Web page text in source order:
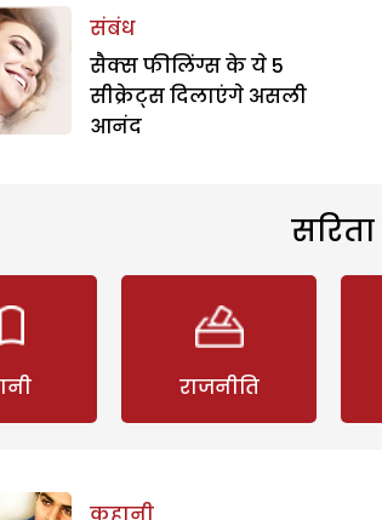
संबंध
सैक्स फीलिंग्स के ये 5
सीक्रेट्स दिलाएंगे असली
आनंद
राजनीति
कहानी